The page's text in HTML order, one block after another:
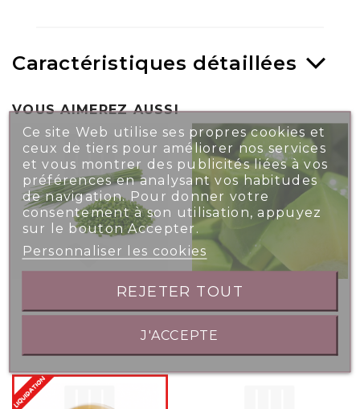
Caractéristiques détaillées
VOUS AIMEREZ AUSSI
Ce site Web utilise ses propres cookies et
ceux de tiers pour améliorer nos services
et vous montrer des publicités liées à vos
préférences en analysant vos habitudes
de navigation. Pour donner votre
consentement à son utilisation, appuyez
sur le bouton Accepter.
Personnaliser les cookies
REJETER TOUT
J'ACCEPTE